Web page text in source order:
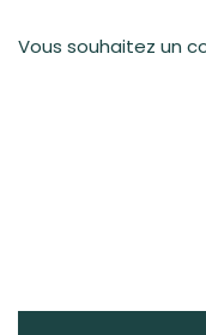
Vous souhaitez un